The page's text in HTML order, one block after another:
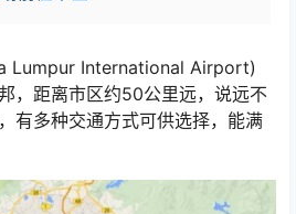
Lumpur International Airport)
，距离市区约50公里远，说远不
有多种交通方式可供选择，能满